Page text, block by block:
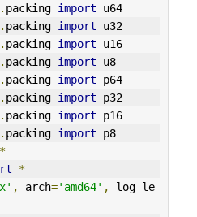
. packing import u64
. packing import u32
. packing import u16
. packing import u8
. packing import p64
. packing import p32
. packing import p16
. packing import p8
*
*
, arch='amd64' ,
log_le